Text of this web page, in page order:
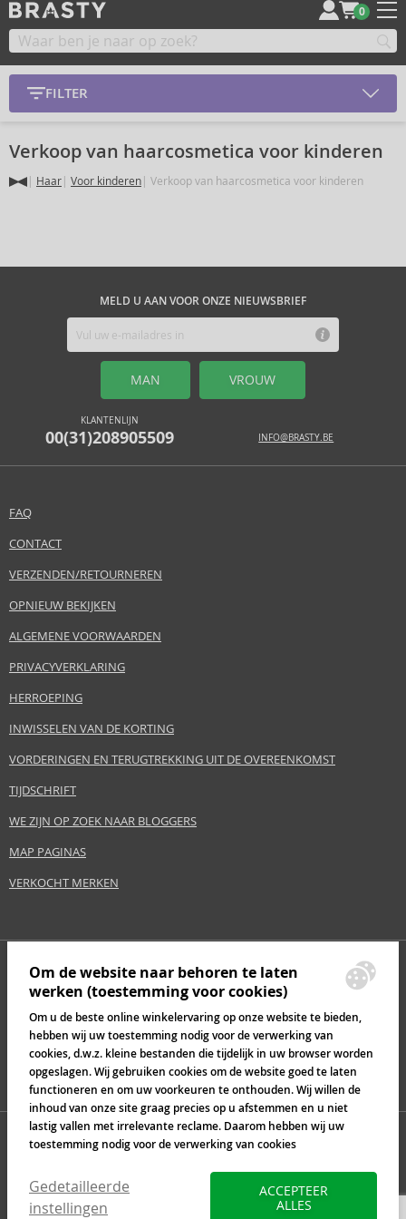
0
FILTER
Verkoop van haarcosmetica voor kinderen
Haar Voor kinderen Verkoop van haarcosmetica voor kinderen
MELD U AAN VOOR ONZE NIEUWSBRIEF
MAN VROUW
KLANTENLIJN
00(31)208905509 INFO@BRASTY.BE
FAQ
CONTACT
VERZENDEN/RETOURNEREN
OPNIEUW BEKIJKEN
ALGEMENE VOORWAARDEN
PRIVACYVERKLARING
HERROEPING
INWISSELEN VAN DE KORTING
VORDERINGEN EN TERUGTREKKING UIT DE OVEREENKOMST
TIJDSCHRIFT
WE ZIJN OP ZOEK NAAR BLOGGERS
MAP PAGINAS
VERKOCHT MERKEN
Om de website naar behoren te laten
werken (toestemming voor cookies)
Om u de beste online winkelervaring op onze website te bieden,
hebben wij uw toestemming nodig voor de verwerking van
cookies, d.w.z. kleine bestanden die tijdelijk in uw browser worden
opgeslagen. Wij gebruiken cookies om de website goed te laten
functioneren en om uw voorkeuren te onthouden. Wij willen de
inhoud van onze site graag precies op u afstemmen en u niet
lastig vallen met irrelevante reclame. Daarom hebben wij uw
toestemming nodig voor de verwerking van cookies
Gedetailleerde
instellingen
ACCEPTEER
ALLES